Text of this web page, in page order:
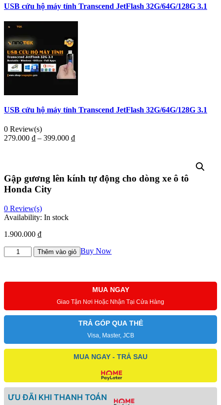
USB cứu hộ máy tính Transcend JetFlash 32G/64G/128G 3.1
USB cứu hộ máy tính Transcend JetFlash 32G/64G/128G 3.1
0 Review(s)
279.000 ₫ – 399.000 ₫
Gập gương lên kính tự động cho dòng xe ô tô
Honda City
0 Review(s)
Availability: In stock
1.900.000 ₫
gương
tự
dòng
Honda
Thêm vào giỏ Buy Now
MUA NGAY
Giao Tận Nơi Hoặc Nhận Tại Cửa Hàng
TRẢ GÓP QUA THẺ
Visa, Master, JCB
MUA NGAY - TRẢ SAU
ƯU ĐÃI KHI THANH TOÁN